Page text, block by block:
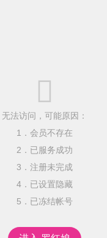

无法访问，可能原因：
1．会员不存在
2．已服务成功
3．注册未完成
4．已设置隐藏
5．已冻结帐号